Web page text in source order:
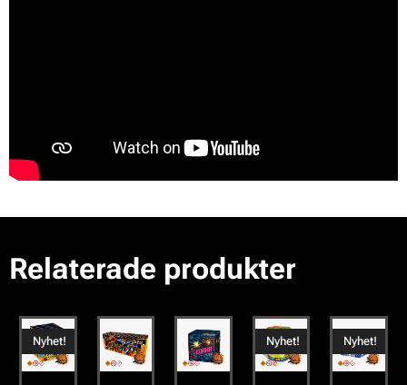
Relaterade produkter
Nyhet! Nyhet! Nyhet!